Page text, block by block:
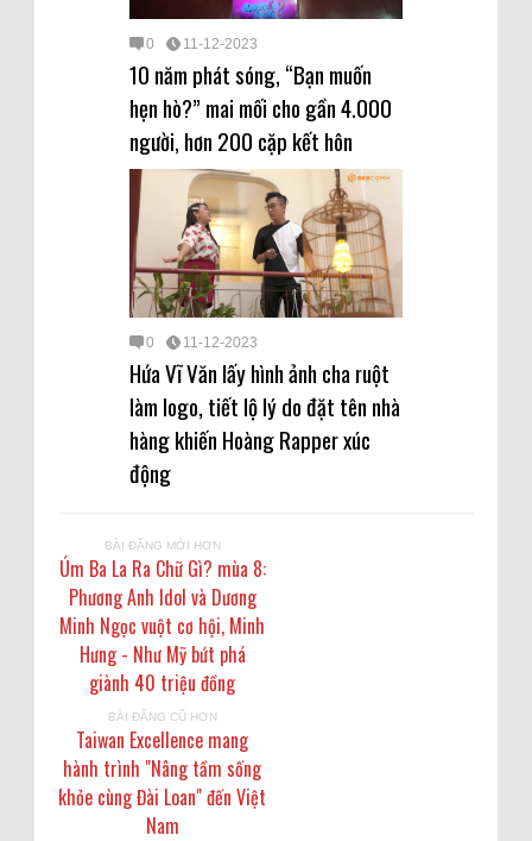
0 11-12-2023
10 năm phát sóng, “Bạn muốn
hẹn hò?” mai mối cho gần 4.000
người, hơn 200 cặp kết hôn
0 11-12-2023
Hứa Vĩ Văn lấy hình ảnh cha ruột
làm logo, tiết lộ lý do đặt tên nhà
hàng khiến Hoàng Rapper xúc
động
BÀI ĐĂNG MỚI HƠN
Úm Ba La Ra Chữ Gì? mùa 8:
Phương Anh Idol và Dương
Minh Ngọc vuột cơ hội, Minh
Hưng - Như Mỹ bứt phá
giành 40 triệu đồng
BÀI ĐĂNG CŨ HƠN
Taiwan Excellence mang
hành trình "Nâng tầm sống
khỏe cùng Đài Loan" đến Việt
Nam